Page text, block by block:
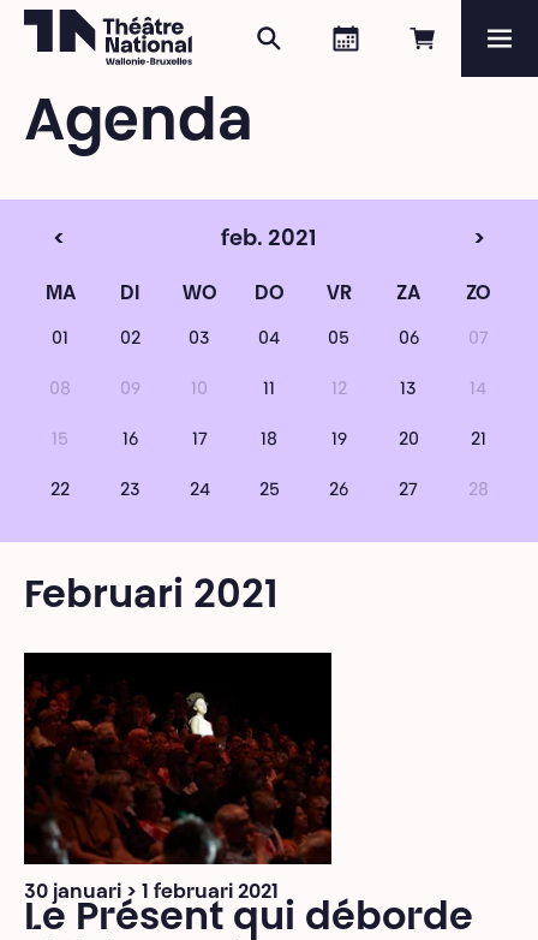
Online
Agenda
Zoeken
Agenda
< feb. 2021 >
MA DI WO DO VR ZA ZO
01 02 03 04 05 06 07
08 09 10 11 12 13 14
15 16 17 18 19 20 21
22 23 24 25 26 27 28
Februari 2021
30 januari > 1 februari 2021
Le Présent qui déborde